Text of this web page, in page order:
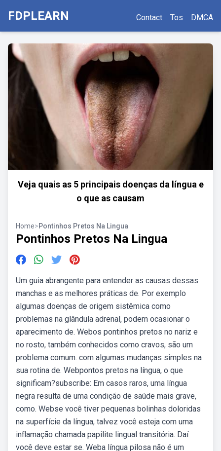
FDPLEARN Contact Tos DMCA
Veja quais as 5 principais doenças da língua e
o que as causam
Home>Pontinhos Pretos Na Lingua
Pontinhos Pretos Na Lingua
Um guia abrangente para entender as causas dessas
manchas e as melhores práticas de. Por exemplo
algumas doenças de origem sistêmica como
problemas na glândula adrenal, podem ocasionar o
aparecimento de. Webos pontinhos pretos no nariz e
no rosto, também conhecidos como cravos, são um
problema comum. com algumas mudanças simples na
sua rotina de. Webpontos pretos na língua, o que
significam?subscribe: Em casos raros, uma língua
negra resulta de uma condição de saúde mais grave,
como. Webse você tiver pequenas bolinhas doloridas
na superfície da língua, talvez você esteja com uma
inflamação chamada papilite lingual transitória. Daí
você deve estar se. Weba língua pilosa não é um